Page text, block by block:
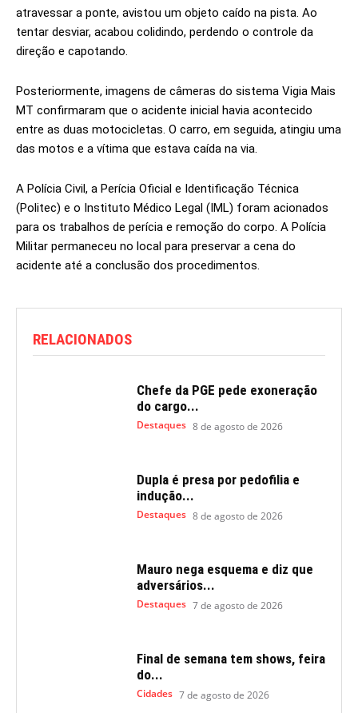
atravessar a ponte, avistou um objeto caído na pista. Ao
tentar desviar, acabou colidindo, perdendo o controle da
direção e capotando.
Posteriormente, imagens de câmeras do sistema Vigia Mais
MT confirmaram que o acidente inicial havia acontecido
entre as duas motocicletas. O carro, em seguida, atingiu uma
das motos e a vítima que estava caída na via.
A Polícia Civil, a Perícia Oficial e Identificação Técnica
(Politec) e o Instituto Médico Legal (IML) foram acionados
para os trabalhos de perícia e remoção do corpo. A Polícia
Militar permaneceu no local para preservar a cena do
acidente até a conclusão dos procedimentos.
RELACIONADOS
Chefe da PGE pede exoneração
do cargo...
Destaques 8 de agosto de 2026
Dupla é presa por pedofilia e
indução...
Destaques 8 de agosto de 2026
Mauro nega esquema e diz que
adversários...
Destaques 7 de agosto de 2026
Final de semana tem shows, feira
do...
Cidades 7 de agosto de 2026